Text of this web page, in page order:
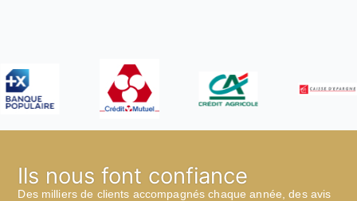
Ils nous font confiance
Des milliers de clients accompagnés chaque année, des avis